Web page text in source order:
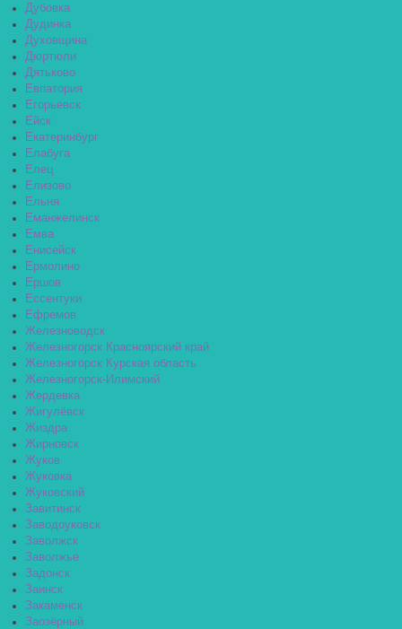
Дубовка
Дудинка
Духовщина
Дюртюли
Дятьково
Евпатория
Егорьевск
Ейск
Екатеринбург
Елабуга
Елец
Елизово
Ельня
Еманжелинск
Емва
Енисейск
Ермолино
Ершов
Ессентуки
Ефремов
Железноводск
Железногорск Красноярский край
Железногорск Курская область
Железногорск-Илимский
Жердевка
Жигулёвск
Жиздра
Жирновск
Жуков
Жуковка
Жуковский
Завитинск
Заводоуковск
Заволжск
Заволжье
Задонск
Заинск
Закаменск
Заозёрный